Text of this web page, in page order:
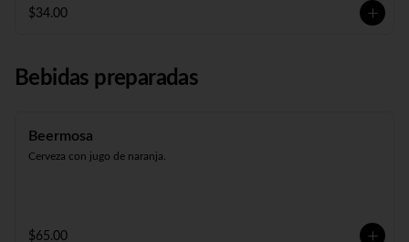
$34.00
Bebidas preparadas
Beermosa
Cerveza con jugo de naranja.
$65.00